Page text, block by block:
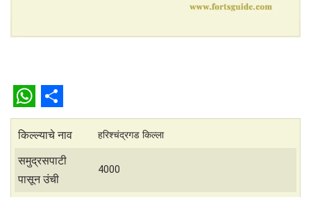
W
h
a
t
S
h
a
r
किल्ल्याचे नाव हरिश्चंद्रगड किल्ला
समुद्रसपाटी
पासून उंची
4000